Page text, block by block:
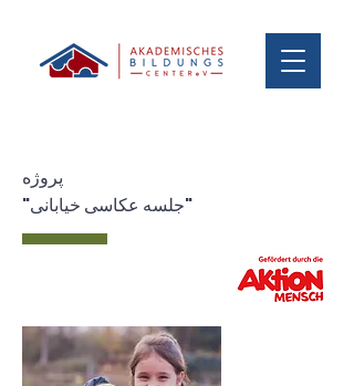
پروژه
"جلسه عکاسی خیابانی"